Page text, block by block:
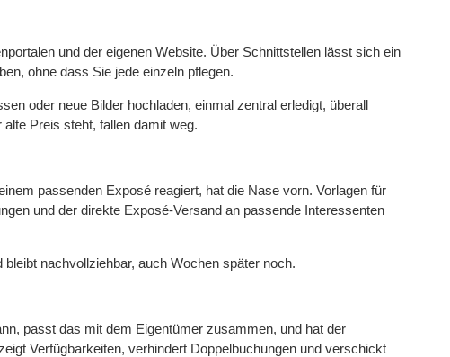
und der eigenen Website. Über Schnittstellen lässt sich ein
ohne dass Sie jede einzeln pflegen.
oder neue Bilder hochladen, einmal zentral erledigt, überall
Preis steht, fallen damit weg.
passenden Exposé reagiert, hat die Nase vorn. Vorlagen für
und der direkte Exposé-Versand an passende Interessenten
nachvollziehbar, auch Wochen später noch.
passt das mit dem Eigentümer zusammen, und hat der
Verfügbarkeiten, verhindert Doppelbuchungen und verschickt